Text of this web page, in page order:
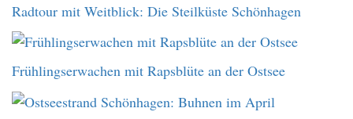
Radtour mit Weitblick: Die Steilküste Schönhagen
Frühlingserwachen mit Rapsblüte an der Ostsee